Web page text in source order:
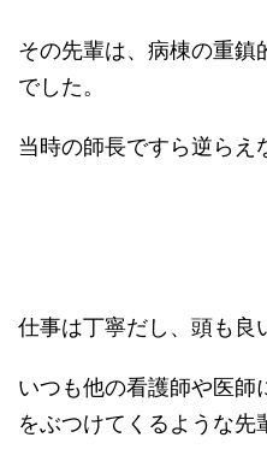
その先輩は、病棟の重鎮
でした。
当時の師長ですら逆らえ
仕事は丁寧だし、頭も良
いつも他の看護師や医師
をぶつけてくるような先